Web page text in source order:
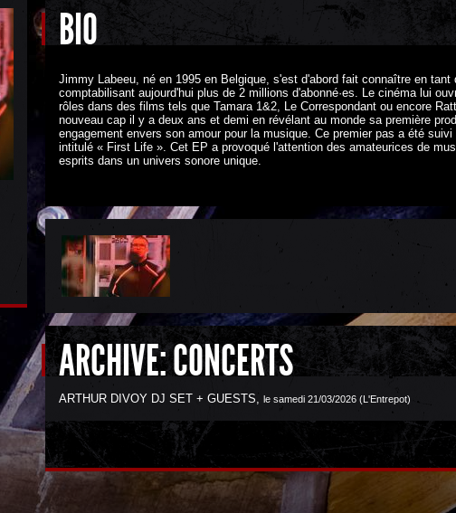
BIO
Jimmy Labeeu, né en 1995 en Belgique, s'est d'abord fait connaître en
comptabilisant aujourd'hui plus de 2 millions d'abonné·es. Le cinéma lui
rôles dans des films tels que Tamara 1&2, Le Correspondant ou encore
nouveau cap il y a deux ans et demi en révélant au monde sa première
engagement envers son amour pour la musique. Ce premier pas a été
intitulé « First Life ». Cet EP a provoqué l'attention des amateurices de
esprits dans un univers sonore unique.
ARCHIVE: CONCERTS
ARTHUR DIVOY DJ SET + GUESTS, le samedi 21/03/2026 (L'Entrepot)